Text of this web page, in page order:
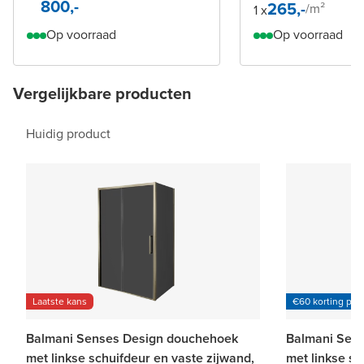
800,-
Op voorraad
1 x265,-/m²
Op voorraad
Vergelijkbare producten
Huidig product
Laatste kans
Balmani Senses Design douchehoek
met linkse schuifdeur en vaste zijwand,
€60 korting per
Balmani
met linkse